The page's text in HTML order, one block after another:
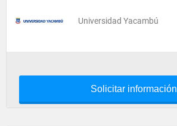
Universidad Yacambú
Solicitar información